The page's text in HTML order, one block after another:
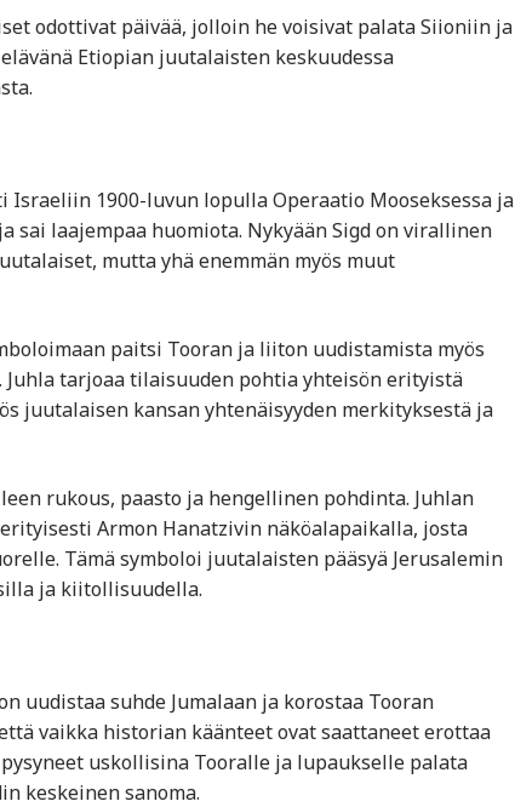
odottivat päivää, jolloin he voisivat palata Siioniin ja
Etiopian juutalaisten keskuudessa
1900-luvun lopulla Operaatio Mooseksessa ja
sai laajempaa huomiota. Nykyään Sigd on virallinen
mutta yhä enemmän myös muut
paitsi Tooran ja liiton uudistamista myös
tarjoaa tilaisuuden pohtia yhteisön erityistä
juutalaisen kansan yhtenäisyyden merkityksestä ja
rukous, paasto ja hengellinen pohdinta. Juhlan
Armon Hanatzivin näköalapaikalla, josta
Tämä symboloi juutalaisten pääsyä Jerusalemin
ja kiitollisuudella.
uudistaa suhde Jumalaan ja korostaa Tooran
vaikka historian käänteet ovat saattaneet erottaa
uskollisina Tooralle ja lupaukselle palata
keskeinen sanoma.